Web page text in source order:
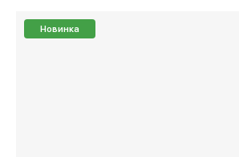
Новинка